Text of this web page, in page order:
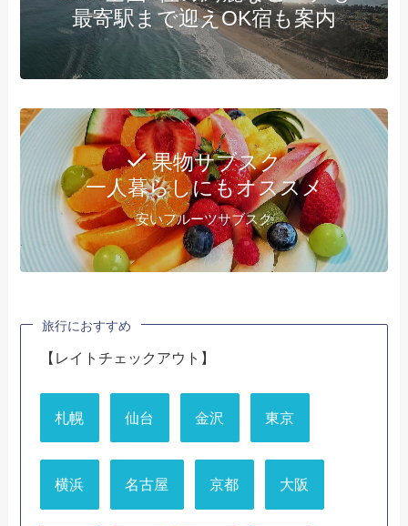
最寄駅まで迎えOK宿も案内
果物サブスク
一人暮らしにもオススメ
安いフルーツサブスク
旅行におすすめ
【レイトチェックアウト】
札幌 仙台 金沢 東京
横浜 名古屋 京都 大阪